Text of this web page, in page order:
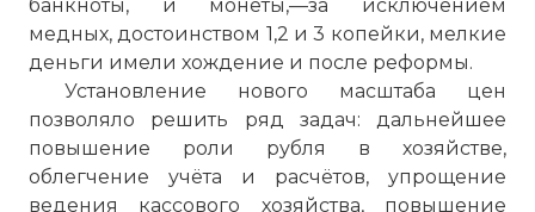
банкноты, и монеты,—за исключением
медных, достоинством 1,2 и 3 копейки, мелкие
деньги имели хождение и после реформы.
Установление нового масштаба цен
позволяло решить ряд задач: дальнейшее
повышение роли рубля в хозяйстве,
облегчение учёта и расчётов, упрощение
ведения кассового хозяйства, повышение